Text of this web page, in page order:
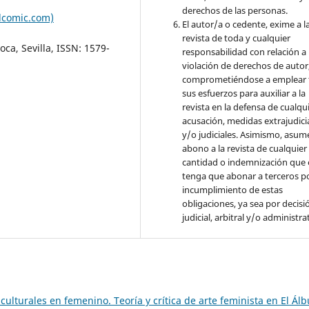
Sevilla, ISSN: 1579-
derechos de las personas.
El autor/a o cedente, exime a
revista de toda y cualquier
responsabilidad con relación a
violación de derechos de
comprometiéndose a
sus esfuerzos para auxiliar a la
revista en la defensa de
acusación, medidas
y/o judiciales. Asimismo,
abono a la revista de cualquier
cantidad o indemnización que
tenga que abonar a terceros
incumplimiento de estas
obligaciones, ya sea por
judicial, arbitral y/o
en femenino. Teoría y crítica de arte feminista en El